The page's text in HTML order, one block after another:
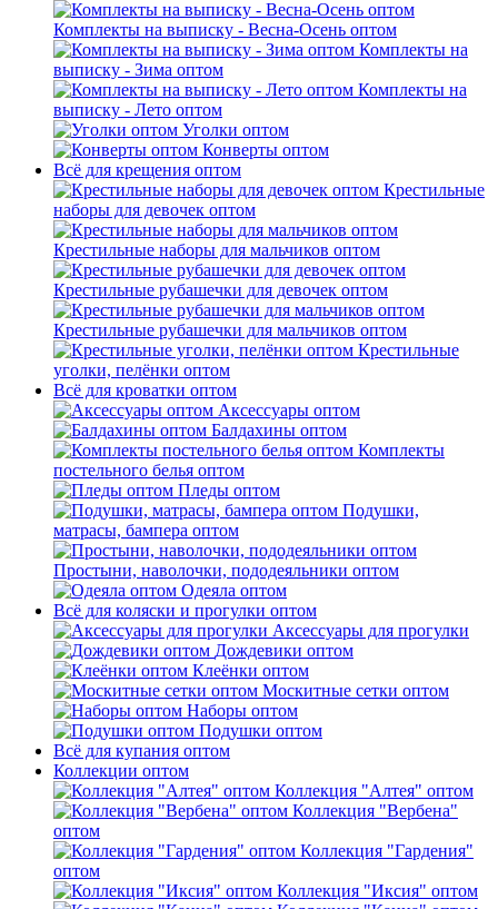
Комплекты на выписку - Весна-Осень оптом
Комплекты на
выписку - Зима оптом
Комплекты на
выписку - Лето оптом
Уголки оптом
Конверты оптом
Всё для крещения оптом
Крестильные
наборы для девочек оптом
Крестильные наборы для мальчиков оптом
Крестильные рубашечки для девочек оптом
Крестильные рубашечки для мальчиков оптом
Крестильные
уголки, пелёнки оптом
Всё для кроватки оптом
Аксессуары оптом
Балдахины оптом
Комплекты
постельного белья оптом
Пледы оптом
Подушки,
матрасы, бампера оптом
Простыни, наволочки, пододеяльники оптом
Одеяла оптом
Всё для коляски и прогулки оптом
Аксессуары для прогулки
Дождевики оптом
Клеёнки оптом
Москитные сетки оптом
Наборы оптом
Подушки оптом
Всё для купания оптом
Коллекции оптом
Коллекция "Алтея" оптом
Коллекция "Вербена"
оптом
Коллекция "Гардения"
оптом
Коллекция "Иксия" оптом